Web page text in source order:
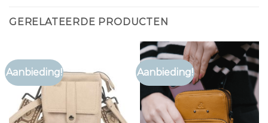
GERELATEERDE PRODUCTEN
Aanbieding! Aanbieding!